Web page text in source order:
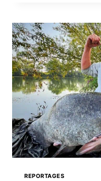
NA
EEN
MOOIE
AFSLUITING
IN
ARJEPLOG
GAAT
DE
REIS
NAAR
FINLAND!
REPORTAGES